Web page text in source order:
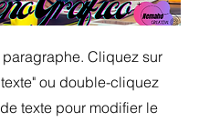
Cliquez sur
ou double-cliquez
texte pour modifier le